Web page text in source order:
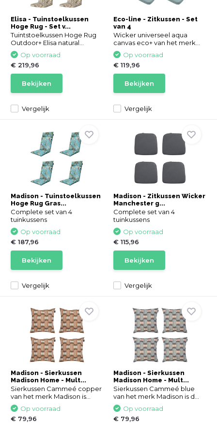
Elisa - Tuinstoelkussen
Hoge Rug - Set v...
Tuintstoelkussen Hoge Rug
Outdoor+ Elisa natural...
Vergelijk
Op voorraad
€ 219,96
Bekijken
Eco-line - Zitkussen - Set
van 4
Wicker universeel aqua
canvas eco+ van het merk...
Vergelijk
Op voorraad
€ 119,96
Bekijken
Madison - Tuinstoelkussen
Hoge Rug Gras...
Complete set van 4
tuinkussens
Vergelijk
Op voorraad
€ 187,96
Bekijken
Madison - Zitkussen Wicker
Manchester g...
Complete set van 4
tuinkussens
Vergelijk
Op voorraad
€ 115,96
Bekijken
Madison - Sierkussen
Madison Home - Mult...
Sierkussen Cammeé copper
van het merk Madison is...
Op voorraad
€ 79,96
Madison - Sierkussen
Madison Home - Mult...
Sierkussen Cammeé blue
van het merk Madison is d...
Op voorraad
€ 79,96